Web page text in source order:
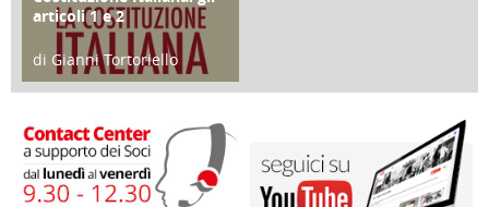
articoli 1 e 2
di Gianni Tortoriello
17 Marzo 2018